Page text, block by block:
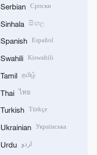
Serbian Српски
Sinhala සිංහල
Spanish Español
Swahili Kiswahili
Tamil தமிழ்
Thai ไทย
Turkish Türkçe
Ukrainian Українська
Urdu اردو